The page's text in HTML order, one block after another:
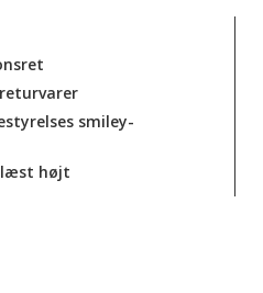
smiley-
læst højt